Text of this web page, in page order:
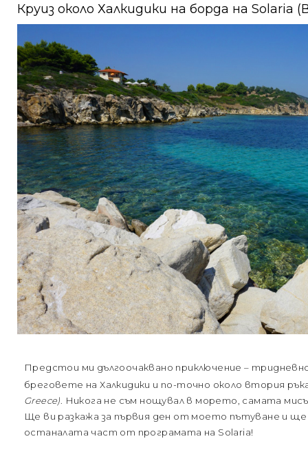
Круиз около Халкидики на борда на Solaria
Предстои ми дългоочаквано приключение –
бреговете на Халкидики и по-точно около втория
Greece) . Никога не съм нощувал в морето, самата
Ще ви разкажа за първия ден от моето пътуване и
останалата част от програмата на Solaria!